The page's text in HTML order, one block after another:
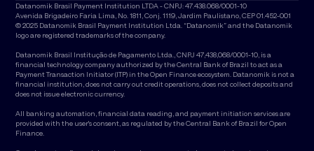
Datanomik Brasil Payment Institution LTDA - CNPJ: 47.438.068/0001-10
Avenida Brigadeiro Faria Lima, No. 1811, Conj. 1119, Jardim Paulistano, CEP 01.452-001
© 2025 Datanomik Brasil Payment Institution Ltda. “Datanomik” and the Datanomik
logo are registered trademarks of the company.
Datanomik Brasil Institução de Pagamento Ltda., CNPJ 47,438,068/0001-10, is a
financial technology company authorized by the Central Bank of Brazil to act as a
Payment Transaction Initiator (ITP) in the Open Finance ecosystem. Datanomik is not a
financial institution, does not carry out credit operations, does not collect deposits and
does not issue electronic currency.
All banking automation, financial data reading, and payment initiation services are
provided with the user's consent, as regulated by the Central Bank of Brazil for Open
Finance.